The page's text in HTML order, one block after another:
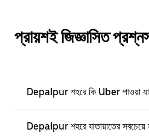
প্রায়শই জিজ্ঞাসিত
Depalpur শহরে কি Uber পাওয়া
Depalpur শহরে যাতায়াতের সবচেয়ে